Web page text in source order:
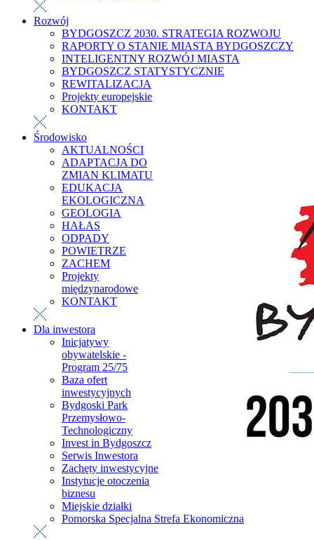
Rozwój
BYDGOSZCZ 2030. STRATEGIA ROZWOJU
RAPORTY O STANIE MIASTA BYDGOSZCZY
INTELIGENTNY ROZWÓJ MIASTA
BYDGOSZCZ STATYSTYCZNIE
REWITALIZACJA
Projekty europejskie
KONTAKT
Środowisko
AKTUALNOŚCI
ADAPTACJA DO
ZMIAN KLIMATU
EDUKACJA
EKOLOGICZNA
GEOLOGIA
HAŁAS
ODPADY
POWIETRZE
ZACHEM
Projekty
międzynarodowe
KONTAKT
Dla inwestora
Inicjatywy
obywatelskie -
Program 25/75
Baza ofert
inwestycyjnych
Bydgoski Park
Przemysłowo-
Technologiczny
Invest in Bydgoszcz
Serwis Inwestora
Zachęty inwestycyjne
Instytucje otoczenia
biznesu
Miejskie działki
Pomorska Specjalna Strefa Ekonomiczna